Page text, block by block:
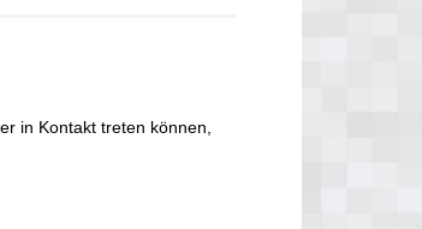
in Kontakt treten können,